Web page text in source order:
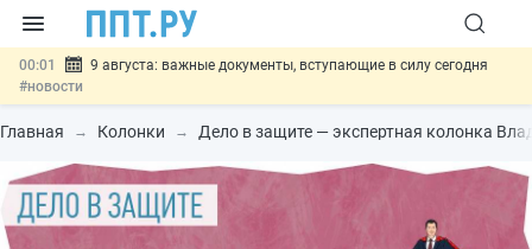
00:01
9 августа: важные документы, вступающие в силу сегодня
#новости
07.08 Подписан закон о блокировке продажи опасных товаров через
«Честный знак»#новости
07.08 Госпошлину за устранение ошибок в документах предлагают
отменить #новости
Разработают единые критерии трудовых и ГПХ-
Главная Колонки Дело в защите — экспертная колонка